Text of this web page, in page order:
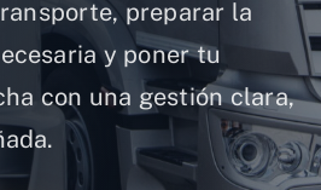
preparar la
y poner tu
con una gestión clara,